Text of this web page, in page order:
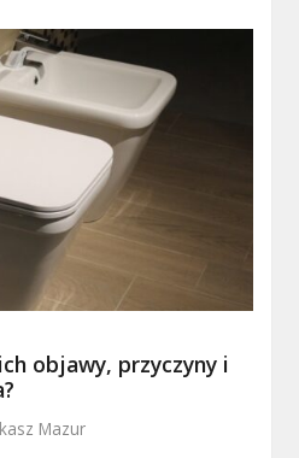
objawy, przyczyny i
Mazur